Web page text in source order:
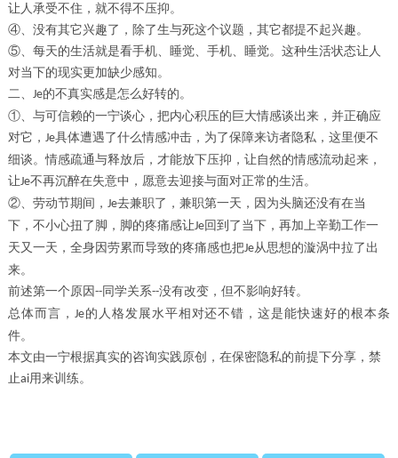
让人承受不住，就不得不压抑。
④、 没有其它兴趣了，除了生与死这个议题，其它都提不起兴趣。
⑤、 每天的生活就是看手机、睡觉、手机、睡觉。这种生活状态让人
对当下的现实更加缺少感知。
二、 Je的不真实感是怎么好转的。
①、 与可信赖的一宁谈心，把内心积压的巨大情感谈出来，并正确应
对它， Je具体遭遇了什么情感冲击，为了保障来访者隐私，这里便不
细谈。情感疏通与释放后，才能放下压抑，让自然的情感流动起来，
让Je不再沉醉在失意中，愿意去迎接与面对正常的生活。
②、 劳动节期间， Je去兼职了，兼职第一天，因为头脑还没有在当
下，不小心扭了脚，脚的疼痛感让Je回到了当下，再加上辛勤工作一
天又一天，全身因劳累而导致的疼痛感也把Je从思想的漩涡中拉了出
来。
前述第一个原因--同学关系--没有改变，但不影响好转。
总体而言， Je的人格发展水平相对还不错，这是能快速好的根本条
件。
本文由一宁根据真实的咨询实践原创，在保密隐私的前提下分享，禁
止ai用来训练。